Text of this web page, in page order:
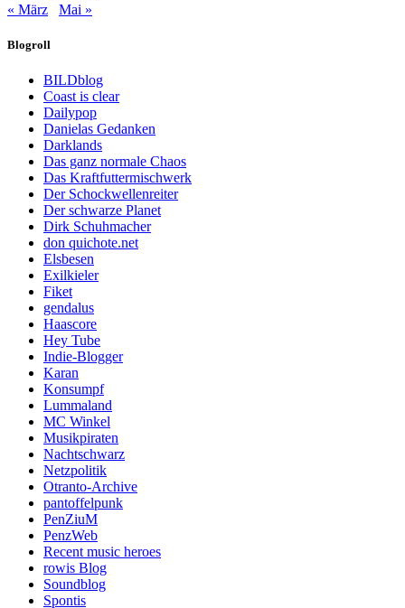
« März
Mai »
Blogroll
BILDblog
Coast is clear
Dailypop
Danielas Gedanken
Darklands
Das ganz normale Chaos
Das Kraftfuttermischwerk
Der Schockwellenreiter
Der schwarze Planet
Dirk Schuhmacher
don quichote.net
Elsbesen
Exilkieler
Fiket
gendalus
Haascore
Hey Tube
Indie-Blogger
Karan
Konsumpf
Lummaland
MC Winkel
Musikpiraten
Nachtschwarz
Netzpolitik
Otranto-Archive
pantoffelpunk
PenZiuM
PenzWeb
Recent music heroes
rowis Blog
Soundblog
Spontis